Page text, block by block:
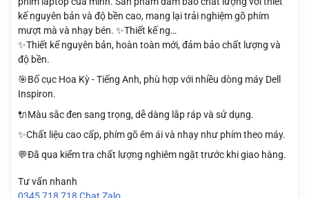
kế nguyên bản và độ bền cao, mang lại trải nghiệm gõ phím
mượt mà và nhạy bén. ✨Thiết kế ng…
✨Thiết kế nguyên bản, hoàn toàn mới, đảm bảo chất lượng và
độ bền.
🎯Bố cục Hoa Kỳ - Tiếng Anh, phù hợp với nhiều dòng máy Dell
Inspiron.
🔌Màu sắc đen sang trọng, dễ dàng lắp ráp và sử dụng.
✨Chất liệu cao cấp, phím gõ êm ái và nhạy như phím theo máy.
💬Đã qua kiểm tra chất lượng nghiêm ngặt trước khi giao hàng.
Tư vấn nhanh
0345 718 718 Chat Zalo